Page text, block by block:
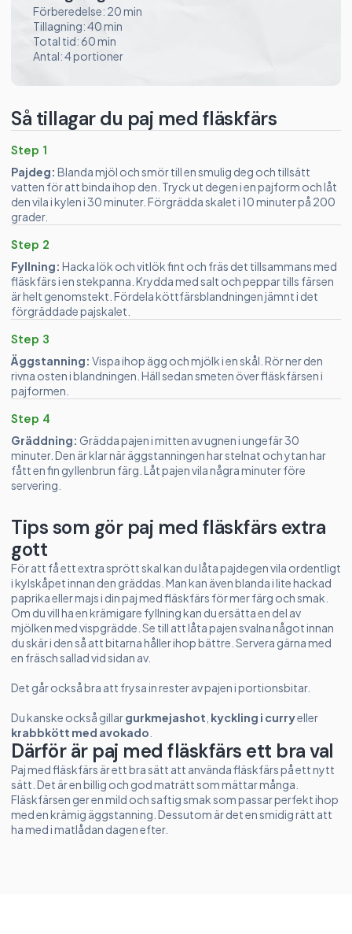
Därför är paj med fläskfärs ett bra val
Paj med fläskfärs är ett bra sätt att använda fläskfärs på ett nytt
sätt. Det är en billig och god maträtt som mättar många.
Fläskfärsen ger en mild och saftig smak som passar perfekt ihop
med en krämig äggstanning. Dessutom är det en smidig rätt att
ha med i matlådan dagen efter.
Så tillagar du paj med fläskfärs
Step 1
Pajdeg: Blanda mjöl och smör till en smulig deg och tillsätt
vatten för att binda ihop den. Tryck ut degen i en pajform och låt
den vila i kylen i 30 minuter. Förgrädda skalet i 10 minuter på 200
grader.
Step 2
Fyllning: Hacka lök och vitlök fint och fräs det tillsammans med
fläskfärs i en stekpanna. Krydda med salt och peppar tills färsen
är helt genomstekt. Fördela köttfärsblandningen jämnt i det
förgräddade pajskalet.
Step 3
Äggstanning: Vispa ihop ägg och mjölk i en skål. Rör ner den
rivna osten i blandningen. Häll sedan smeten över fläskfärsen i
pajformen.
Step 4
Gräddning: Grädda pajen i mitten av ugnen i ungefär 30
minuter. Den är klar när äggstanningen har stelnat och ytan har
fått en fin gyllenbrun färg. Låt pajen vila några minuter före
servering.
Tips som gör paj med fläskfärs extra
gott
För att få ett extra sprött skal kan du låta pajdegen vila ordentligt
i kylskåpet innan den gräddas. Man kan även blanda i lite hackad
paprika eller majs i din paj med fläskfärs för mer färg och smak.
Om du vill ha en krämigare fyllning kan du ersätta en del av
mjölken med vispgrädde. Se till att låta pajen svalna något innan
du skär i den så att bitarna håller ihop bättre. Servera gärna med
en fräsch sallad vid sidan av.
Det går också bra att frysa in rester av pajen i portionsbitar.
Du kanske också gillargurkmejashot kyckling i curryeller
krabbkött med avokado
Förberedelse: 20 min
Tillagning: 40 min
Total tid: 60 min
Antal: 4 portioner